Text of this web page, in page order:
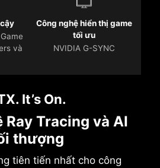
và
Công nghệ hiển thị game
tối ưu
NVIDIA G-SYNC
It’s On.
Ray Tracing và AI
thượng
tiên tiến nhất cho công